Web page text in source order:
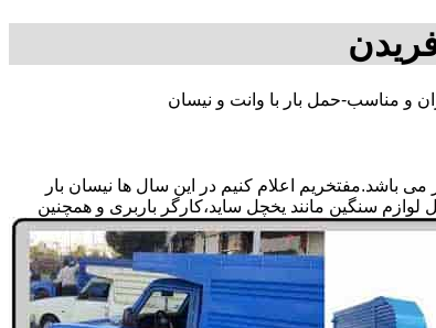
و مناسب-حمل بار با وانت و نیسان
باشد.مفتخریم اعلام کنیم در این سال ها نیسان بار
لوازم سنگین مانند یخچل ساید،کارگر باربری و همچنین